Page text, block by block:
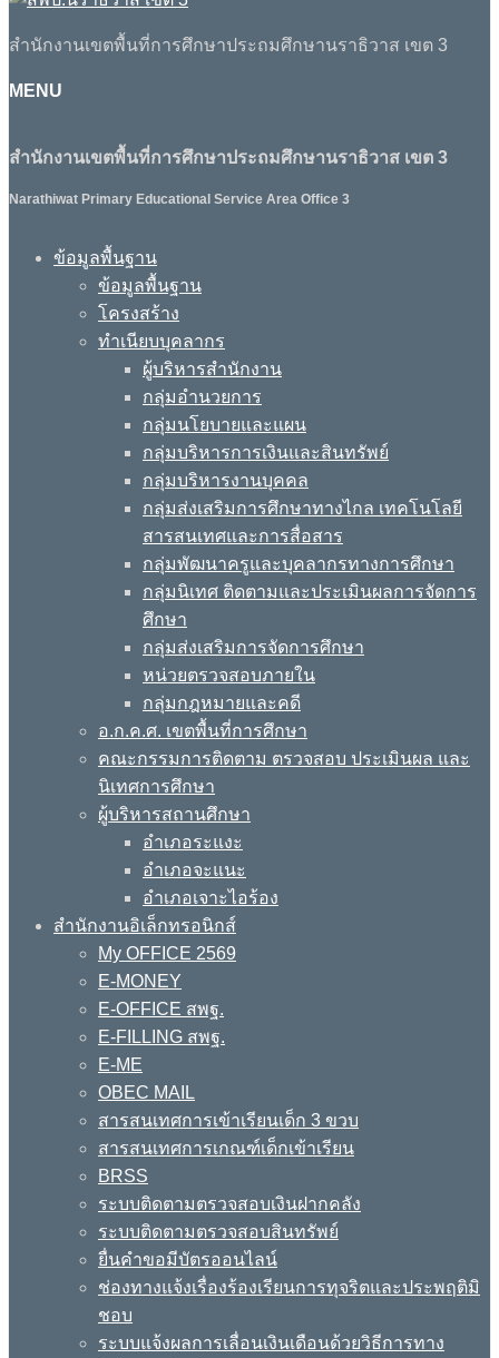
สำนักงานเขตพื้นที่การศึกษาประถมศึกษานราธิวาส เขต 3
MENU
สำนักงานเขตพื้นที่การศึกษาประถมศึกษานราธิวาส เขต 3
Narathiwat Primary Educational Service Area Office 3
ข้อมูลพื้นฐาน
ข้อมูลพื้นฐาน
โครงสร้าง
ทำเนียบบุคลากร
ผู้บริหารสำนักงาน
กลุ่มอำนวยการ
กลุ่มนโยบายและแผน
กลุ่มบริหารการเงินและสินทรัพย์
กลุ่มบริหารงานบุคคล
กลุ่มส่งเสริมการศึกษาทางไกล เทคโนโลยี
สารสนเทศและการสื่อสาร
กลุ่มพัฒนาครูและบุคลากรทางการศึกษา
กลุ่มนิเทศ ติดตามและประเมินผลการจัดการ
ศึกษา
กลุ่มส่งเสริมการจัดการศึกษา
หน่วยตรวจสอบภายใน
กลุ่มกฎหมายและคดี
อ.ก.ค.ศ. เขตพื้นที่การศึกษา
คณะกรรมการติดตาม ตรวจสอบ ประเมินผล และ
นิเทศการศึกษา
ผู้บริหารสถานศึกษา
อำเภอระแงะ
อำเภอจะแนะ
อำเภอเจาะไอร้อง
สำนักงานอิเล็กทรอนิกส์
My OFFICE 2569
E-MONEY
E-OFFICE สพฐ.
E-FILLING สพฐ.
E-ME
OBEC MAIL
สารสนเทศการเข้าเรียนเด็ก 3 ขวบ
สารสนเทศการเกณฑ์เด็กเข้าเรียน
BRSS
ระบบติดตามตรวจสอบเงินฝากคลัง
ระบบติดตามตรวจสอบสินทรัพย์
ยื่นคำขอมีบัตรออนไลน์
ช่องทางแจ้งเรื่องร้องเรียนการทุจริตและประพฤติมิ
ชอบ
ระบบแจ้งผลการเลื่อนเงินเดือนด้วยวิธีการทาง